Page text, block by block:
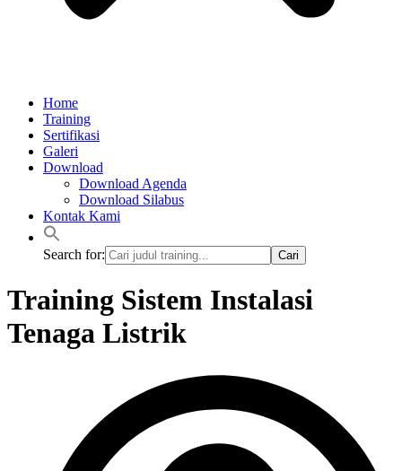
Home
Training
Sertifikasi
Galeri
Download
Download Agenda
Download Silabus
Kontak Kami
Search for:
Training Sistem Instalasi
Tenaga Listrik